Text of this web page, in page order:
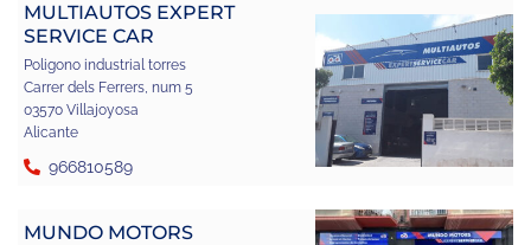
MULTIAUTOS EXPERT
SERVICE CAR
Poligono industrial torres
Carrer dels Ferrers, num 5
03570 Villajoyosa
Alicante
966810589
MUNDO MOTORS